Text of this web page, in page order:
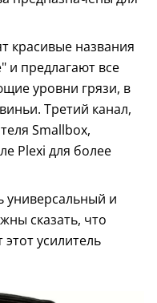
красивые названия
и предлагают все
уровни грязи, в
Третий канал,
Smallbox,
Plexi для более
универсальный и
сказать, что
усилитель